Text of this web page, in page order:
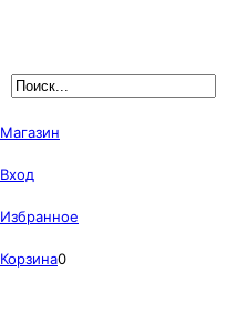
Магазин
Вход
Избранное
Корзина0